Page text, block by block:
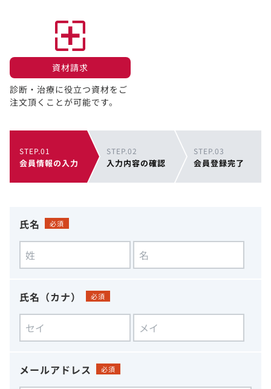
資材請求​
診断・治療に役立つ資材をご
注文頂くことが可能です。
STEP.01
会員情報の入力
STEP.02
入力内容の確認
STEP.03
会員登録完了
氏名 必須
氏名（カナ） 必須
メールアドレス 必須